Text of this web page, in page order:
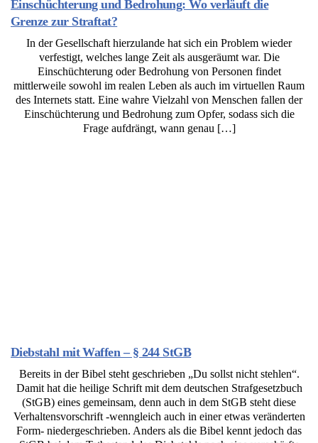
Einschüchterung und Bedrohung: Wo verläuft die
Grenze zur Straftat?
In der Gesellschaft hierzulande hat sich ein Problem wieder
verfestigt, welches lange Zeit als ausgeräumt war. Die
Einschüchterung oder Bedrohung von Personen findet
mittlerweile sowohl im realen Leben als auch im virtuellen Raum
des Internets statt. Eine wahre Vielzahl von Menschen fallen der
Einschüchterung und Bedrohung zum Opfer, sodass sich die
Frage aufdrängt, wann genau […]
Diebstahl mit Waffen – § 244 StGB
Bereits in der Bibel steht geschrieben „Du sollst nicht stehlen“.
Damit hat die heilige Schrift mit dem deutschen Strafgesetzbuch
(StGB) eines gemeinsam, denn auch in dem StGB steht diese
Verhaltensvorschrift -wenngleich auch in einer etwas veränderten
Form- niedergeschrieben. Anders als die Bibel kennt jedoch das